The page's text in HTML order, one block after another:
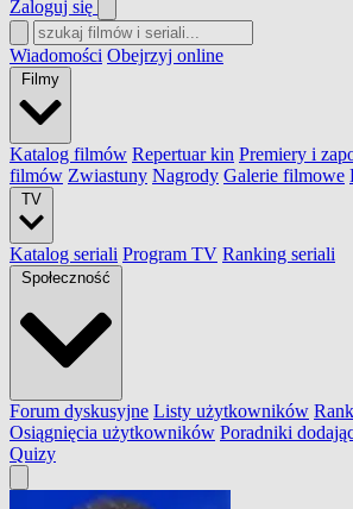
Zaloguj się
Wiadomości Obejrzyj online
Filmy
Katalog filmów Repertuar kin Premiery i
filmów Zwiastuny Nagrody Galerie filmowe
TV
Katalog seriali Program TV Ranking seriali
Społeczność
Forum dyskusyjne Listy użytkowników
Osiągnięcia użytkowników Poradniki
Quizy